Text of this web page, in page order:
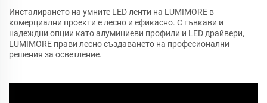
Инсталирането на умните LED ленти на LUMIMORE в
комерциални проекти е лесно и ефикасно. С гъвкави и
надеждни опции като алуминиеви профили и LED драйвери,
LUMIMORE прави лесно създаването на професионални
решения за осветление.